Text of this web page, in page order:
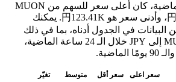
خلال الأيام السبعة الماضية، كان أعلى سعر للسهم من MUON
إلى JPY هو 円146.19K، وأدنى سعر هو 円123.41K. يمكنك
البيانات في الجدول أدناه، بما في ذلك
سعر السهم من MUON إلى JPY خلال الـ 24 ساعة الماضية،
سعر اعلى سعر أقل متوسط
تغيّر